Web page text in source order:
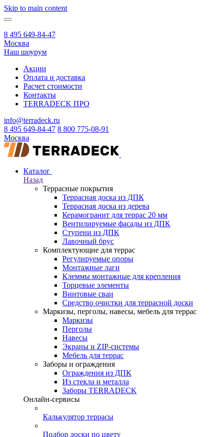
Skip to main content
8 495 649-84-47
Москва
Наш шоурум
Акции
Оплата и доставка
Расчет стоимости
Контакты
TERRADECK ПРО
info@terradeck.ru
8 495 649-84-47 8 800 775-08-91
Москва
Каталог
Назад
Террасные покрытия
Террасная доска из ДПК
Террасная доска из дерева
Керамогранит для террас 20 мм
Вентилируемые фасады из ДПК
Ступени из ДПК
Лавочный брус
Комплектующие для террас
Регулируемые опоры
Монтажные лаги
Клеммы монтажные для крепления
Торцевые элементы
Винтовые сваи
Средство очистки для террасной доски
Маркизы, перголы, навесы, мебель для террас
Маркизы
Перголы
Навесы
Экраны и ZIP-системы
Мебель для террас
Заборы и ограждения
Ограждения из ДПК
Из стекла и металла
Заборы TERRADECK
Онлайн-сервисы
Калькулятор террасы
Подбор доски по цвету